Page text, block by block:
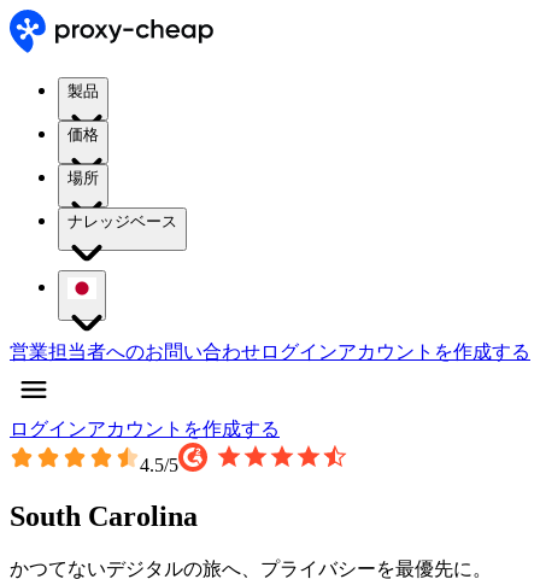
製品
価格
場所
ナレッジベース
営業担当者へのお問い合わせログインアカウントを作成する
ログインアカウントを作成する
4.5/5
South Carolina
かつてないデジタルの旅へ、プライバシーを最優先に。